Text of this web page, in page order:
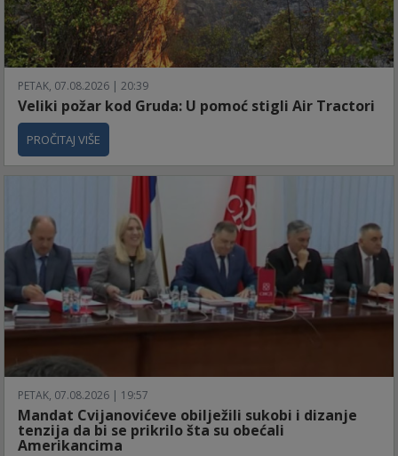
PETAK, 07.08.2026 | 20:39
Veliki požar kod Gruda: U pomoć stigli Air Tractori
PROČITAJ VIŠE
PETAK, 07.08.2026 | 19:57
Mandat Cvijanovićeve obilježili sukobi i dizanje
tenzija da bi se prikrilo šta su obećali
Amerikancima